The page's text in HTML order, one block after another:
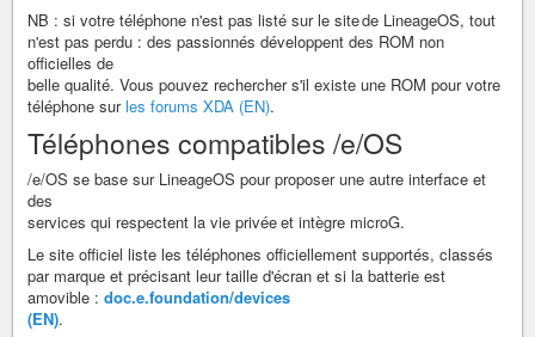
NB : si votre téléphone n'est pas listé sur le site de LineageOS, tout
n'est pas perdu : des passionnés développent des ROM non
officielles de
belle qualité. Vous pouvez rechercher s'il existe une ROM pour votre
téléphone surles forums XDA (EN).
Téléphones compatibles /e/OS
/e/OS se base sur LineageOS pour proposer une autre interface et
des
services qui respectent la vie privée et intègre microG.
Le site officiel liste les téléphones officiellement supportés, classés
par marque et précisant leur taille d'écran et si la batterie est
amovible : doc.e.foundation/devices
(EN).